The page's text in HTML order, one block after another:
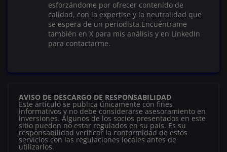
esforzándome por ofrecer contenido de
calidad, con la expertise y la neutralidad que
se espera de un periodista.Encuéntrame
también en X para mis análisis y en LinkedIn
para contactarme.
AVISO DE DESCARGO DE RESPONSABILIDAD
Este artículo se publica únicamente con fines
informativos y no debe considerarse asesoramiento en
inversiones. Algunos de los socios presentados en este
sitio pueden no estar regulados en su país. Es su
responsabilidad verificar la conformidad de estos
servicios con las regulaciones locales antes de
utilizarlos.